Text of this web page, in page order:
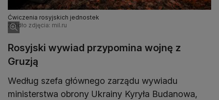
Ćwiczenia rosyjskich jednostek
Źródło zdjęcia: mil.ru
Rosyjski wywiad przypomina wojnę z
Gruzją
Według szefa głównego zarządu wywiadu
ministerstwa obrony Ukrainy Kyryła Budanowa,